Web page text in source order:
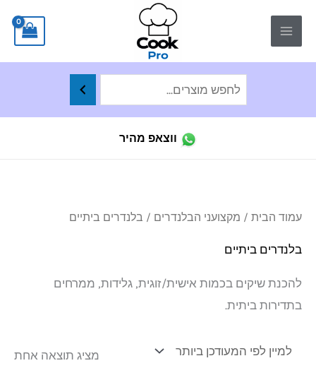
לתוכן
ווצאפ מהיר
עמוד הבית / מקצועני הבלנדרים / בלנדרים ביתיים
בלנדרים ביתיים
להכנת שיקים בכמות אישית/זוגית, גלידות, ממרחים
בתדירות ביתית.
מציג תוצאה אחת